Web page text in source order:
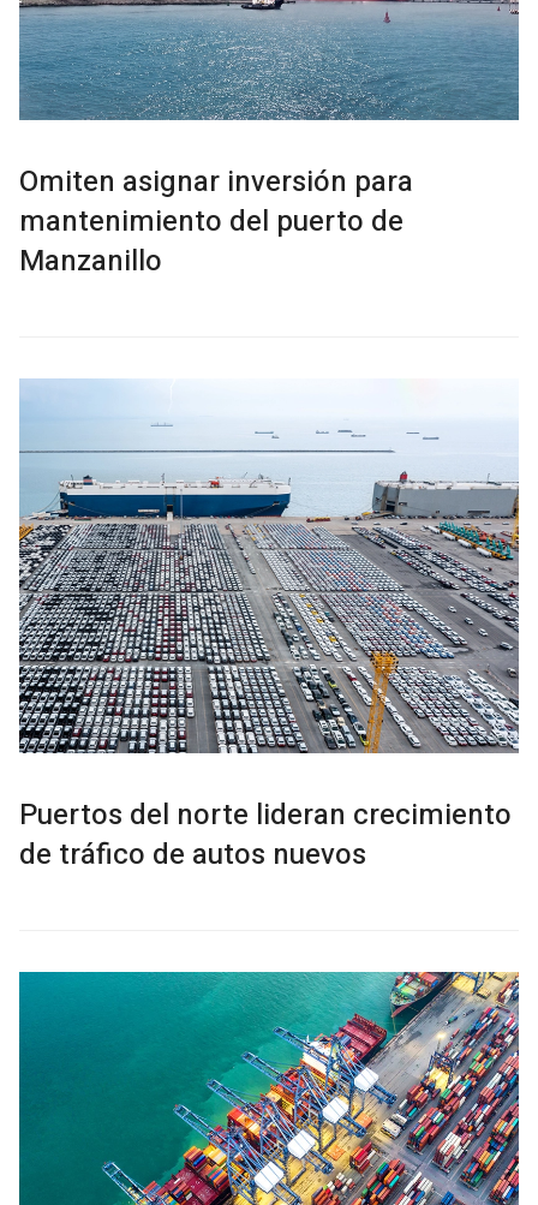
Omiten asignar inversión para
mantenimiento del puerto de
Manzanillo
Puertos del norte lideran crecimiento
de tráfico de autos nuevos